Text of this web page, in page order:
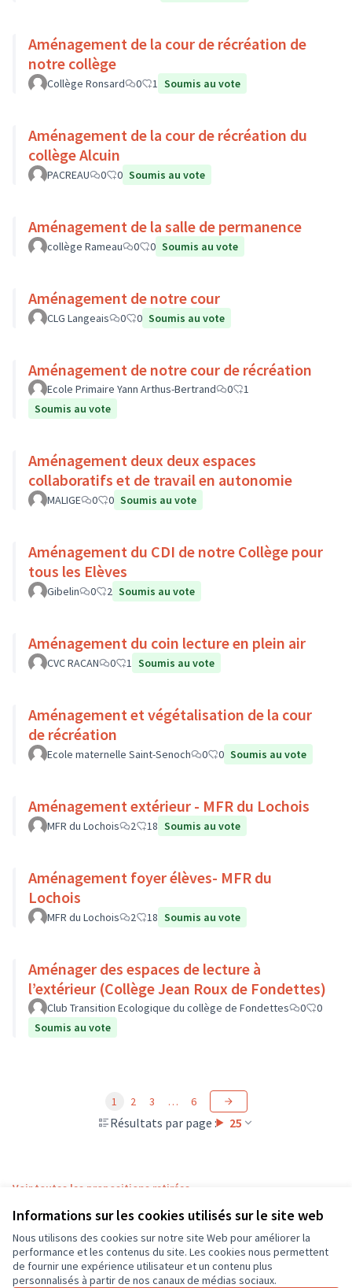
Informations sur les cookies utilisés sur le site web
Nous utilisons des cookies sur notre site Web pour améliorer la
performance et les contenus du site. Les cookies nous permettent
de fournir une expérience utilisateur et un contenu plus
personnalisés à partir de nos canaux de médias sociaux.
Aménagement de la cour de récréation de
notre collège
Collège Ronsard 0 1 Soumis au vote
Aménagement de la cour de récréation du
collège Alcuin
PACREAU 0 0 Soumis au vote
Aménagement de la salle de permanence
collège Rameau 0 0 Soumis au vote
Aménagement de notre cour
CLG Langeais 0 0 Soumis au vote
Aménagement de notre cour de récréation
Ecole Primaire Yann Arthus-Bertrand 0
1
Soumis au vote
Aménagement deux deux espaces
collaboratifs et de travail en autonomie
MALIGE 0 0 Soumis au vote
Aménagement du CDI de notre Collège pour
tous les Elèves
Gibelin 0 2 Soumis au vote
Aménagement du coin lecture en plein air
CVC RACAN 0 1 Soumis au vote
Aménagement et végétalisation de la cour
de récréation
Ecole maternelle Saint-Senoch 0 0 Soumis au vote
Aménagement extérieur - MFR du Lochois
MFR du Lochois 2 18 Soumis au vote
Aménagement foyer élèves- MFR du
Lochois
MFR du Lochois 2 18 Soumis au vote
Aménager des espaces de lecture à
l’extérieur (Collège Jean Roux de Fondettes)
Club Transition Ecologique du collège de Fondettes 0
0
Soumis au vote
Résultats par page : 25
1 2 3 … 6
Voir toutes les propositions retirées
Conditions d'utilisation
Paramètres des cookies
CD37 sur XCD37 sur Facebook
CD37 sur Instagram
CD37 sur YouTube